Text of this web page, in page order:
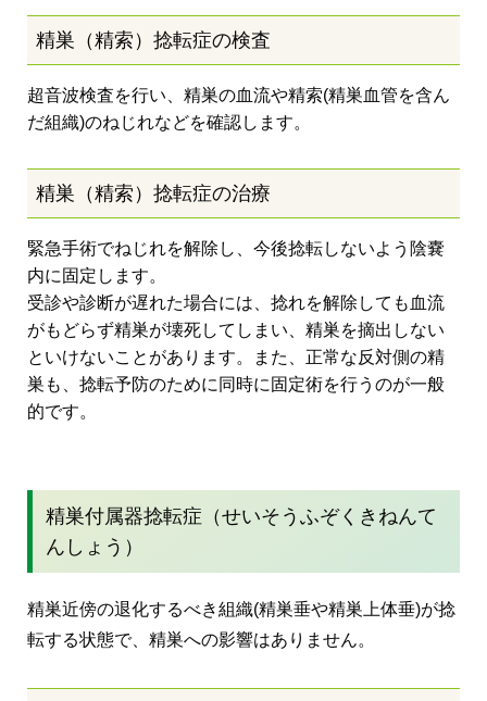
精巣（精索）捻転症の検査
超音波検査を行い、精巣の血流や精索(精巣血管を含ん
だ組織)のねじれなどを確認します。
精巣（精索）捻転症の治療
緊急手術でねじれを解除し、今後捻転しないよう陰嚢
内に固定します。
受診や診断が遅れた場合には、捻れを解除しても血流
がもどらず精巣が壊死してしまい、精巣を摘出しない
といけないことがあります。また、正常な反対側の精
巣も、捻転予防のために同時に固定術を行うのが一般
的です。
精巣付属器捻転症（せいそうふぞくきねんて
んしょう）
精巣近傍の退化するべき組織(精巣垂や精巣上体垂)が捻
転する状態で、精巣への影響はありません。